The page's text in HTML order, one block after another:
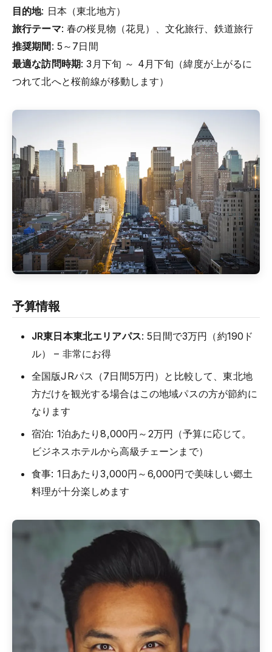
目的地: 日本（東北地方）
旅行テーマ: 春の桜見物（花見）、文化旅行、鉄道旅行
推奨期間: 5～7日間
最適な訪問時期: 3月下旬 ～ 4月下旬（緯度が上がるに
つれて北へと桜前線が移動します）
予算情報
JR東日本東北エリアパス: 5日間で3万円（約190ド
ル） – 非常にお得
全国版JRパス（7日間5万円）と比較して、東北地
方だけを観光する場合はこの地域パスの方が節約に
なります
宿泊: 1泊あたり8,000円～2万円（予算に応じて。
ビジネスホテルから高級チェーンまで）
食事: 1日あたり3,000円～6,000円で美味しい郷土
料理が十分楽しめます